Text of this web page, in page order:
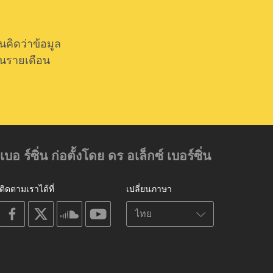
คิดว่าข้อมูล
รายเดือน
อ ร์ซิ่น ก่อตั้งโดย ดร อเล็กซ์ เบอร์ซิ่น
เปลี่ยนภาษา
ติดตามเราได้ที่
on
facebook
soundcloudyoutube